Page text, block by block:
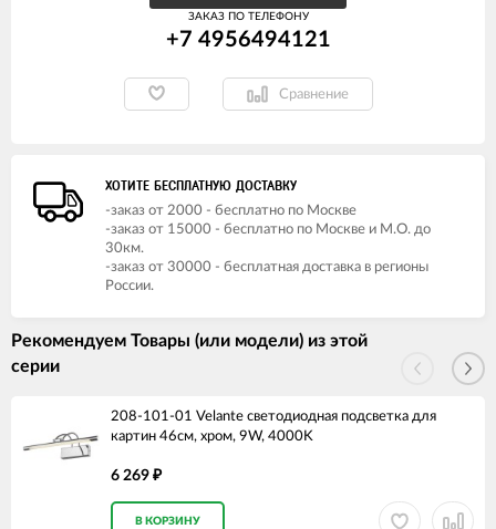
ЗАКАЗ ПО ТЕЛЕФОНУ
+7 4956494121
Сравнение
ХОТИТЕ БЕСПЛАТНУЮ ДОСТАВКУ
-заказ от 2000 - бесплатно по Москве
-заказ от 15000 - бесплатно по Москве и М.О. до
30км.
-заказ от 30000 - бесплатная доставка в регионы
России.
Рекомендуем Товары (или модели) из этой
серии
208-101-01 Velante светодиодная подсветка для
картин 46см, хром, 9W, 4000K
6 269 ₽
В КОРЗИНУ